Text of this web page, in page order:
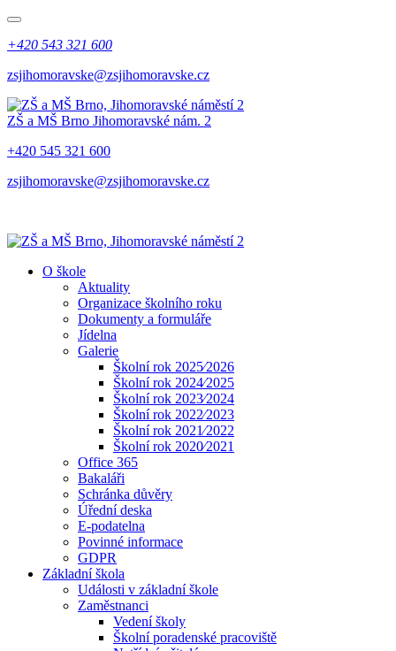
+420 543 321 600
zsjihomoravske@zsjihomoravske.cz
ZŠ a MŠ Brno Jihomoravské nám. 2
+420 545 321 600
zsjihomoravske@zsjihomoravske.cz
O škole
Aktuality
Organizace školního roku
Dokumenty a formuláře
Jídelna
Galerie
Školní rok 2025⁄2026
Školní rok 2024⁄2025
Školní rok 2023⁄2024
Školní rok 2022⁄2023
Školní rok 2021⁄2022
Školní rok 2020⁄2021
Office 365
Bakaláři
Schránka důvěry
Úřední deska
E-podatelna
Povinné informace
GDPR
Základní škola
Události v základní škole
Zaměstnanci
Vedení školy
Školní poradenské pracoviště